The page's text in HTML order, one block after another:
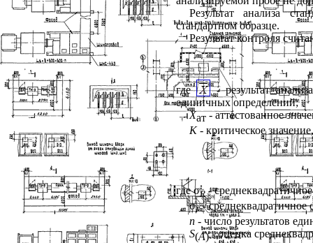
Результат анализа
стандартном образце.
Результат контроля
где
- результат
единичных определений;
Хат- аттестованное
K - критическое
где σR -
σr- среднеквадратичное
п- число результатов
S(A)- оценка